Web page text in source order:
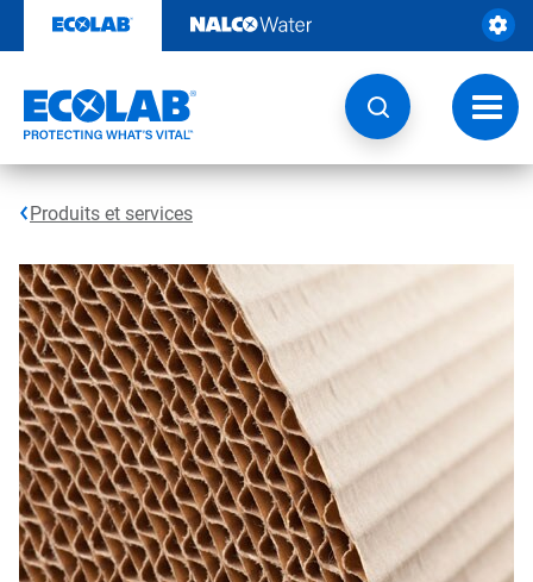
contenu​​​​​​​
à
Produits et services